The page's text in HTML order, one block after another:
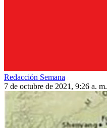
Redacción Semana
7 de octubre de 2021, 9:26 a. m.